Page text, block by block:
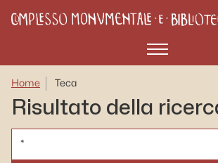
Menù
Home Teca
Risultato della